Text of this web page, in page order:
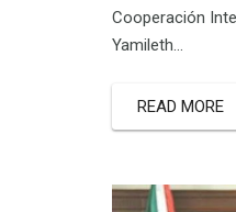
Cooperación
Yamileth…
READ MORE